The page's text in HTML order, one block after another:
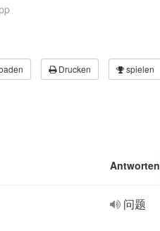
Drucken spielen
Antworten
问题